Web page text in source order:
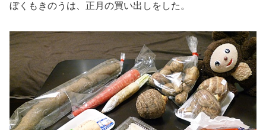
ぼくもきのうは、正月の買い出しをした。